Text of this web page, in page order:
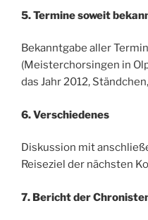
5. Termine soweit
Bekanntgabe aller
(Meisterchorsingen in
das Jahr 2012,
6. Verschiedenes
Diskussion mit
Reiseziel der nächsten
7. Bericht der